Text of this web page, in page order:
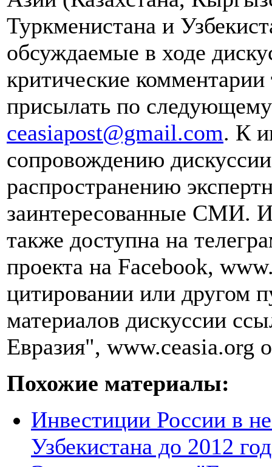
Туркменистана и
обсуждаемые в ходе
критические
присылать по
ceasiapost@gmail.com. К
сопровождению
распространению
заинтересованные СМИ.
также доступна на
проекта на Facebook,
цитировании или другом
материалов дискуссии
Евразия", www.ceasia.org
Похожие материалы:
Инвестиции России в
Узбекистана до 2012